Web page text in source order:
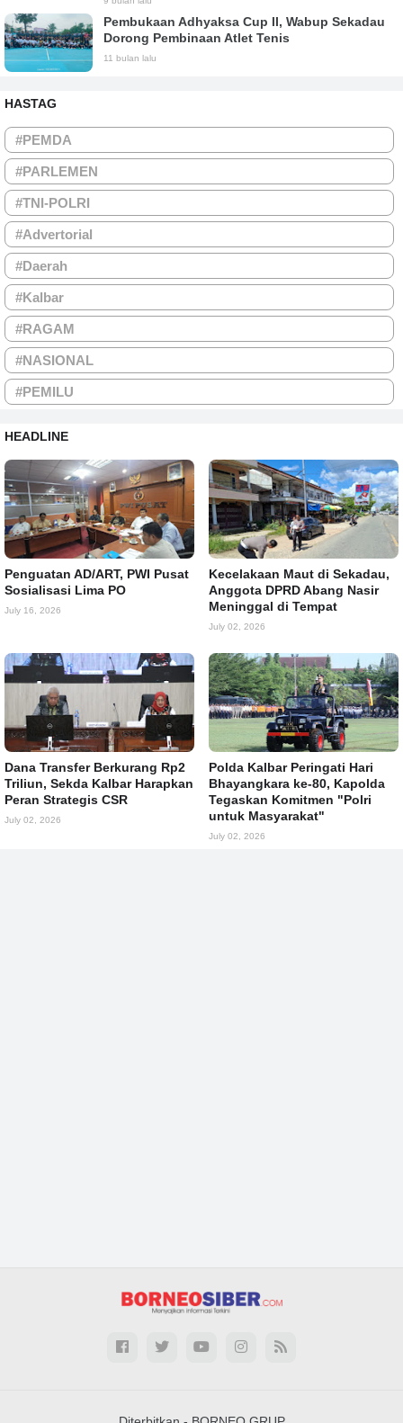
Pembukaan Adhyaksa Cup II, Wabup Sekadau
Dorong Pembinaan Atlet Tenis
11 bulan lalu
HASTAG
#PEMDA
#PARLEMEN
#TNI-POLRI
#Advertorial
#Daerah
#Kalbar
#RAGAM
#NASIONAL
#PEMILU
HEADLINE
Penguatan AD/ART, PWI Pusat
Sosialisasi Lima PO
July 16, 2026
Kecelakaan Maut di Sekadau,
Anggota DPRD Abang Nasir
Meninggal di Tempat
July 02, 2026
Dana Transfer Berkurang Rp2
Triliun, Sekda Kalbar Harapkan
Peran Strategis CSR
July 02, 2026
Polda Kalbar Peringati Hari
Bhayangkara ke-80, Kapolda
Tegaskan Komitmen "Polri
untuk Masyarakat"
July 02, 2026